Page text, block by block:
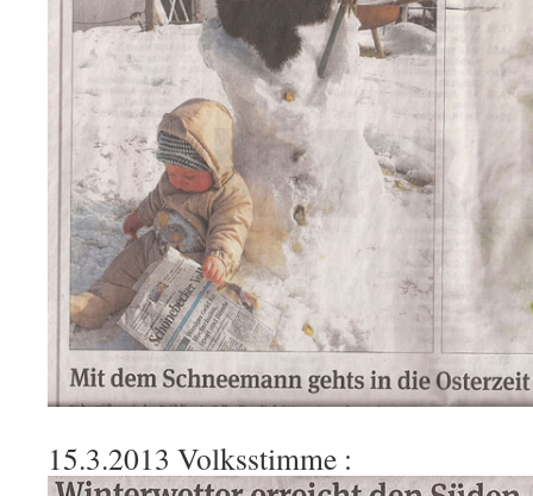
15.3.2013 Volksstimme :